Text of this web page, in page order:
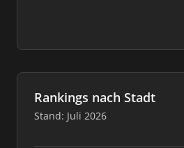
Rankings nach Stadt
Stand: Juli 2026